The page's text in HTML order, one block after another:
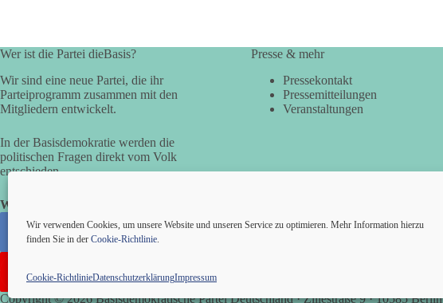
Wir verwenden Cookies, um unsere Website und unseren Service zu optimieren. Mehr Information hierzu
finden Sie in der Cookie-Richtlinie.
Cookie-RichtlinieDatenschutzerklärungImpressum
Wer ist die Partei dieBasis?
Wir sind eine neue Partei, die ihr
Parteiprogramm zusammen mit den
Mitgliedern entwickelt.
In der Basisdemokratie werden die
politischen Fragen direkt vom Volk
entschieden.
Wir alle sind die Basis!
Presse & mehr
Pressekontakt
Pressemitteilungen
Veranstaltungen
Copyright © 2026 Basisdemokratische Partei Deutschland · Zillestraße 9 · 10585 Berlin